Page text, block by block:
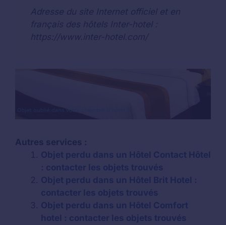
Adresse du site Internet officiel et en
français des hôtels Inter-hotel :
https://www.inter-hotel.com/
Autres services :
Objet perdu dans un Hôtel Contact Hôtel
: contacter les objets trouvés
Objet perdu dans un Hôtel Brit Hotel :
contacter les objets trouvés
Objet perdu dans un Hôtel Comfort
hotel : contacter les objets trouvés